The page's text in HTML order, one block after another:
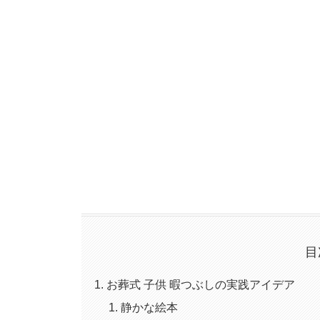
お葬式 子供 暇つぶしの実践アイデア
静かな絵本